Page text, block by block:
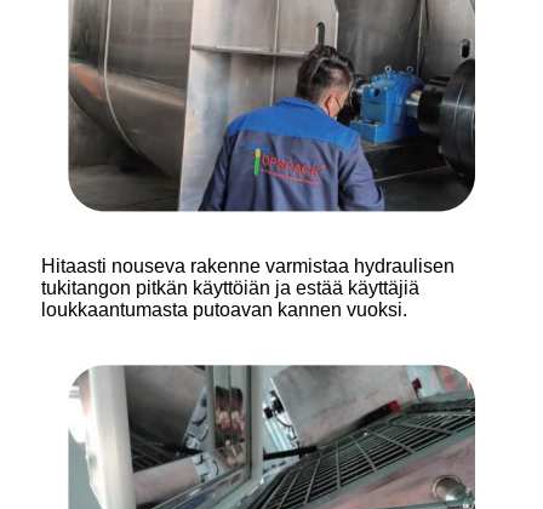
Hitaasti nouseva rakenne varmistaa hydraulisen
tukitangon pitkän käyttöiän ja estää käyttäjiä
loukkaantumasta putoavan kannen vuoksi.